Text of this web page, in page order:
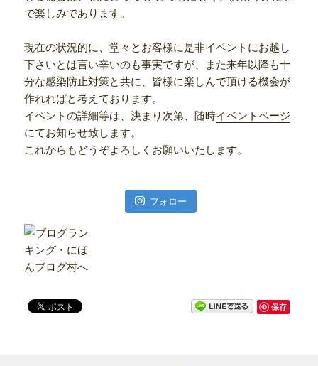
で楽しみであります。
現在の状況的に、堂々とお客様に是非イベントにお越し
下さいとは言い辛いのも事実ですが、また来年以降も十
分な感染防止対策と共に、皆様に楽しんで頂ける機会が
作れればと考えております。
イベントの詳細等は、決まり次第、随時イベントページ
にてお知らせ致します。
これからもどうぞよろしくお願いいたします。
フォロー
保存